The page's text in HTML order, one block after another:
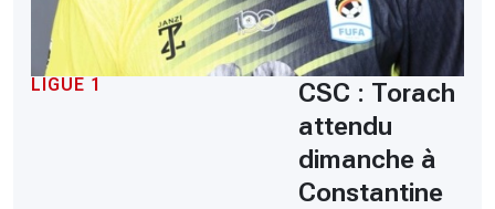
LIGUE 1
CSC : Torach
attendu
dimanche à
Constantine